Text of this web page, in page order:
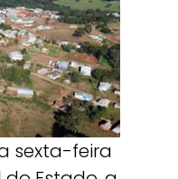
sexta-feira